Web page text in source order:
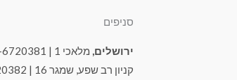
סניפים
ירושלים, מלאכי 1 | 055-6720381
קניון רב שפע, שמגר 16 | 055-6720382